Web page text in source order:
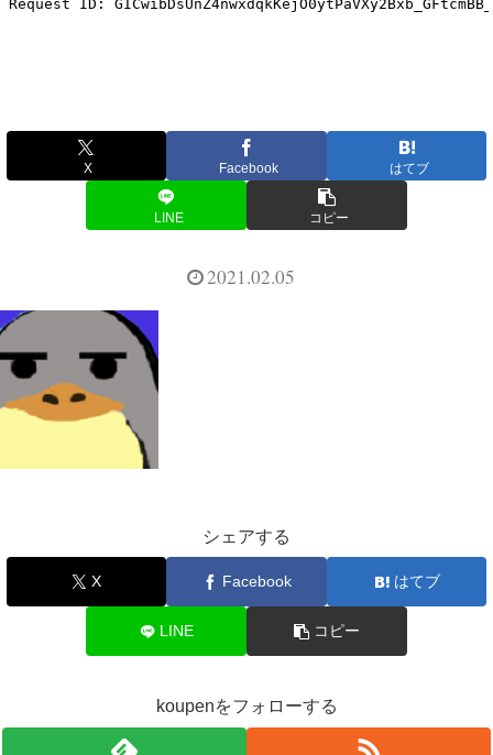
X Facebook はてブ
LINE コピー
2021.02.05
シェアする
X Facebook はてブ
LINE コピー
koupenをフォローする